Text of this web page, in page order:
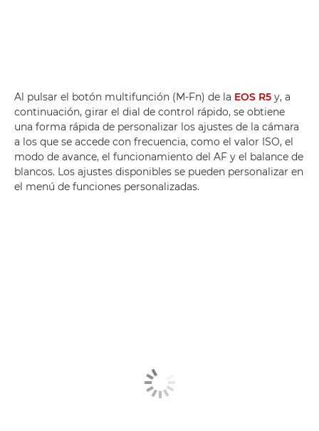
Al pulsar el botón multifunción (M-Fn) de la EOS R5 y, a
continuación, girar el dial de control rápido, se obtiene
una forma rápida de personalizar los ajustes de la cámara
a los que se accede con frecuencia, como el valor ISO, el
modo de avance, el funcionamiento del AF y el balance de
blancos. Los ajustes disponibles se pueden personalizar en
el menú de funciones personalizadas.